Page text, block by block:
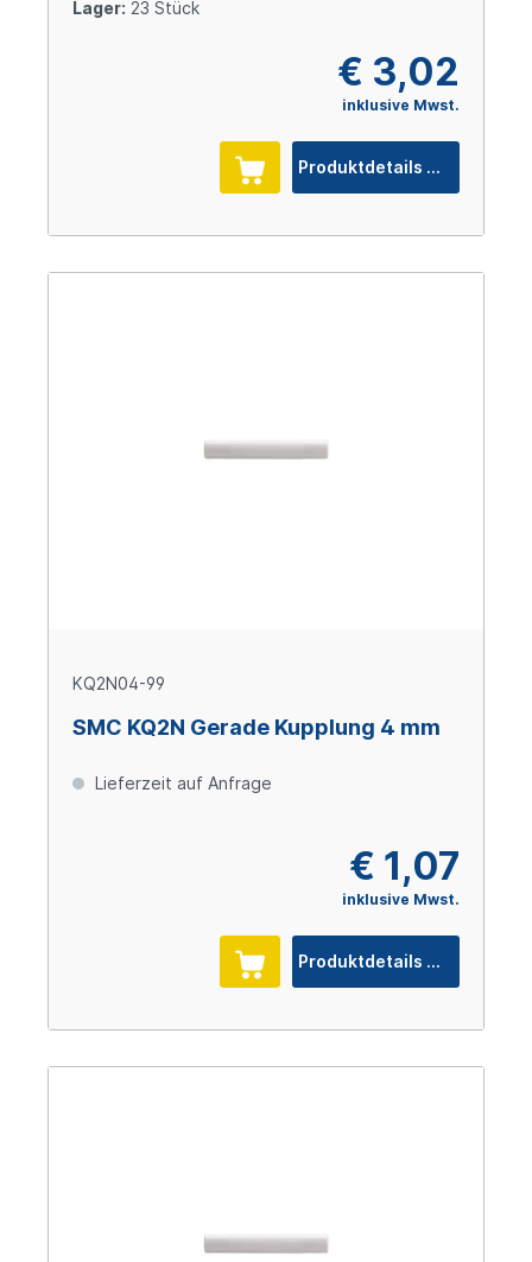
Lager: 23 Stück
€ 3,02
inklusive Mwst.
Produktdetails
KQ2N04-99
SMC KQ2N Gerade Kupplung 4 mm
Lieferzeit auf Anfrage
€ 1,07
inklusive Mwst.
Produktdetails